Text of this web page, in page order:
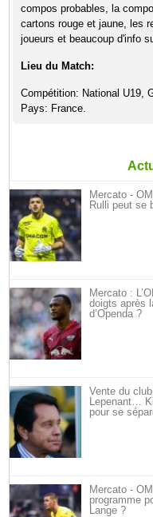
compos probables, la
cartons rouge et jaune, les
joueurs et beaucoup d'info
Lieu du Match:
Compétition: National U19,
Pays: France.
Mercato -
Rulli peut se
Mercato :
doigts après
d’Openda ?
Vente du
Lepenant…
pour se
Mercato -
programme
Lange ?